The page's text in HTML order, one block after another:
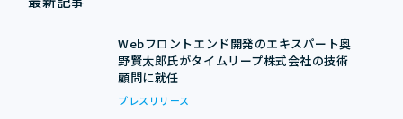
Webフロントエンド開発のエキスパート奥
野賢太郎氏がタイムリープ株式会社の技術
顧問に就任
プレスリリース